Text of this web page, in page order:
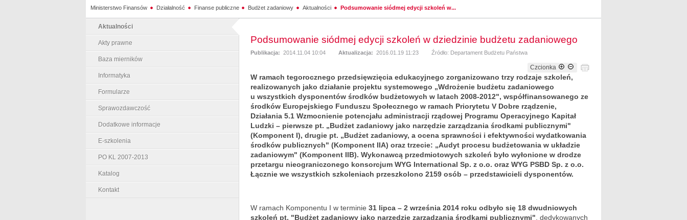
Ministerstwo Finansów Działalność Finanse publiczne Budżet zadaniowy Aktualności Podsumowanie siódmej edycji szkoleń w...
Aktualności
Akty prawne
Baza mierników
Informatyka
Formularze
Sprawozdawczość
Dodatkowe informacje
E-szkolenia
PO KL 2007-2013
Katalog
Kontakt
Podsumowanie siódmej edycji szkoleń w dziedzinie budżetu zadaniowego
Publikacja: 2014.11.04 10:04 Aktualizacja: 2016.01.19 11:23 Źródło: Departament Budżetu Państwa
Czcionka
W ramach tegorocznego przedsięwzięcia edukacyjnego zorganizowano trzy rodzaje szkoleń,
realizowanych jako działanie projektu systemowego „Wdrożenie budżetu zadaniowego
u wszystkich dysponentów środków budżetowych w latach 2008-2012", współfinansowanego ze
środków Europejskiego Funduszu Społecznego w ramach Priorytetu V Dobre rządzenie,
Działania 5.1 Wzmocnienie potencjału administracji rządowej Programu Operacyjnego Kapitał
Ludzki – pierwsze pt. „Budżet zadaniowy jako narzędzie zarządzania środkami publicznymi"
(Komponent I), drugie pt. „Budżet zadaniowy, a ocena sprawności i efektywności wydatkowania
środków publicznych" (Komponent IIA) oraz trzecie: „Audyt procesu budżetowania w układzie
zadaniowym" (Komponent IIB). Wykonawcą przedmiotowych szkoleń było wyłonione w drodze
przetargu nieograniczonego konsorcjum WYG International Sp. z o.o. oraz WYG PSBD Sp. z o.o.
Łącznie we wszystkich szkoleniach przeszkolono 2159 osób – przedstawicieli dysponentów.
W ramach Komponentu I w terminie 31 lipca – 2 września 2014 roku odbyło się 18 dwudniowych
szkoleń pt. "Budżet zadaniowy jako narzędzie zarządzania środkami publicznymi" , dedykowanych